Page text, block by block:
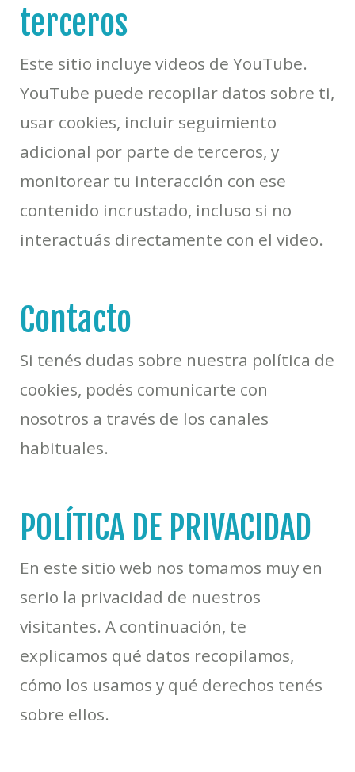
terceros
Este sitio incluye videos de YouTube.
YouTube puede recopilar datos sobre ti,
usar cookies, incluir seguimiento
adicional por parte de terceros, y
monitorear tu interacción con ese
contenido incrustado, incluso si no
interactuás directamente con el video.
Contacto
Si tenés dudas sobre nuestra política de
cookies, podés comunicarte con
nosotros a través de los canales
habituales.
POLÍTICA DE PRIVACIDAD
En este sitio web nos tomamos muy en
serio la privacidad de nuestros
visitantes. A continuación, te
explicamos qué datos recopilamos,
cómo los usamos y qué derechos tenés
sobre ellos.